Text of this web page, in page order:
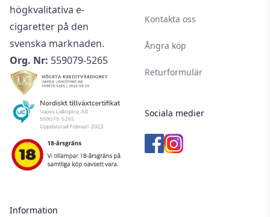
högkvalitativa e-
cigaretter på den
svenska marknaden.
Org. Nr: 559079-5265
Information
Kontakta oss
Ångra köp
Returformulär
Sociala medier